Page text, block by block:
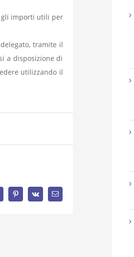
gli importi utili per
tramite il
a disposizione di
utilizzando il
Tumblr PinterestVk Email